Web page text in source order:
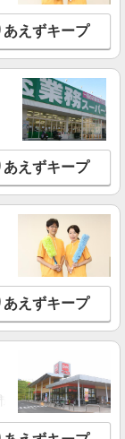
あえずキープ
あえずキープ
あえずキープ
太田市・館林市